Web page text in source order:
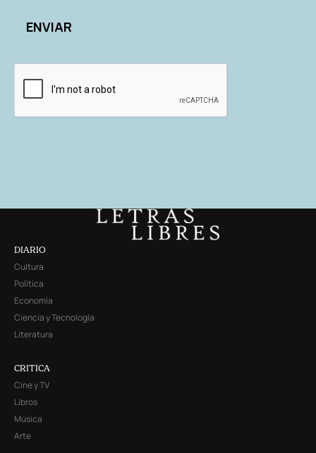
DIARIO
Cultura
Política
Economía
Ciencia y Tecnología
Literatura
CRITICA
Cine y TV
Libros
Música
Arte